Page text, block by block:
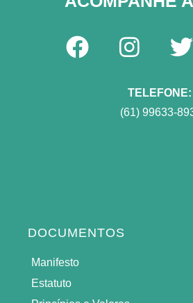
TELEFONE:
(61) 99633-
DOCUMENTOS
Manifesto
Estatuto